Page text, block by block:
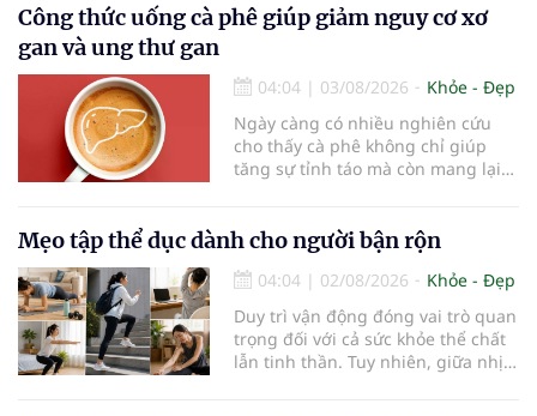
trẻ. Đây cũng là định hướng của
Trung tâm Nhãn nhi và Kiểm soát
Đô đưa vào hoạt động ngày 1/8.
Công thức uống cà phê giúp giảm nguy cơ xơ
gan và ung thư gan
04:04 | 03/08/2026
Khỏe - Đẹp
Ngày càng có nhiều nghiên cứu
cho thấy cà phê không chỉ giúp
tăng sự tỉnh táo mà còn mang lại
đóng vai trò lọc độc tố, chuyển hóa
thuốc và dự trữ nhiều vitamin,
khoáng chất thiết yếu nhưng cũng
rất dễ bị tổn thương…
Mẹo tập thể dục dành cho người bận rộn
04:04 | 02/08/2026
Khỏe - Đẹp
Duy trì vận động đóng vai trò quan
trọng đối với cả sức khỏe thể chất
lẫn tinh thần. Tuy nhiên, giữa nhịp